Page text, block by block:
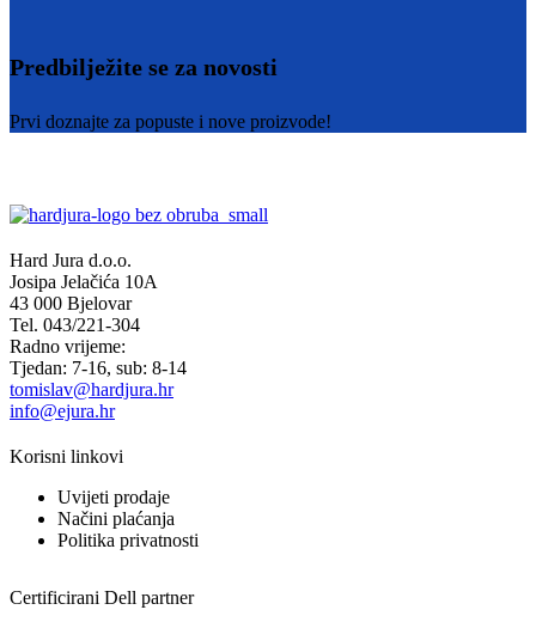
Predbilježite se za novosti
Prvi doznajte za popuste i nove proizvode!
Hard Jura d.o.o.
Josipa Jelačića 10A
43 000 Bjelovar
Tel. 043/221-304
Radno vrijeme:
Tjedan: 7-16, sub: 8-14
tomislav@hardjura.hr
info@ejura.hr
Korisni linkovi
Uvijeti prodaje
Načini plaćanja
Politika privatnosti
Certificirani Dell partner